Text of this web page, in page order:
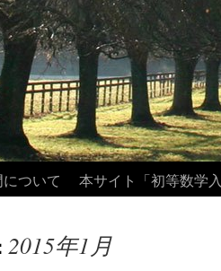
ついて 本サイト「初等数学
2015年1月